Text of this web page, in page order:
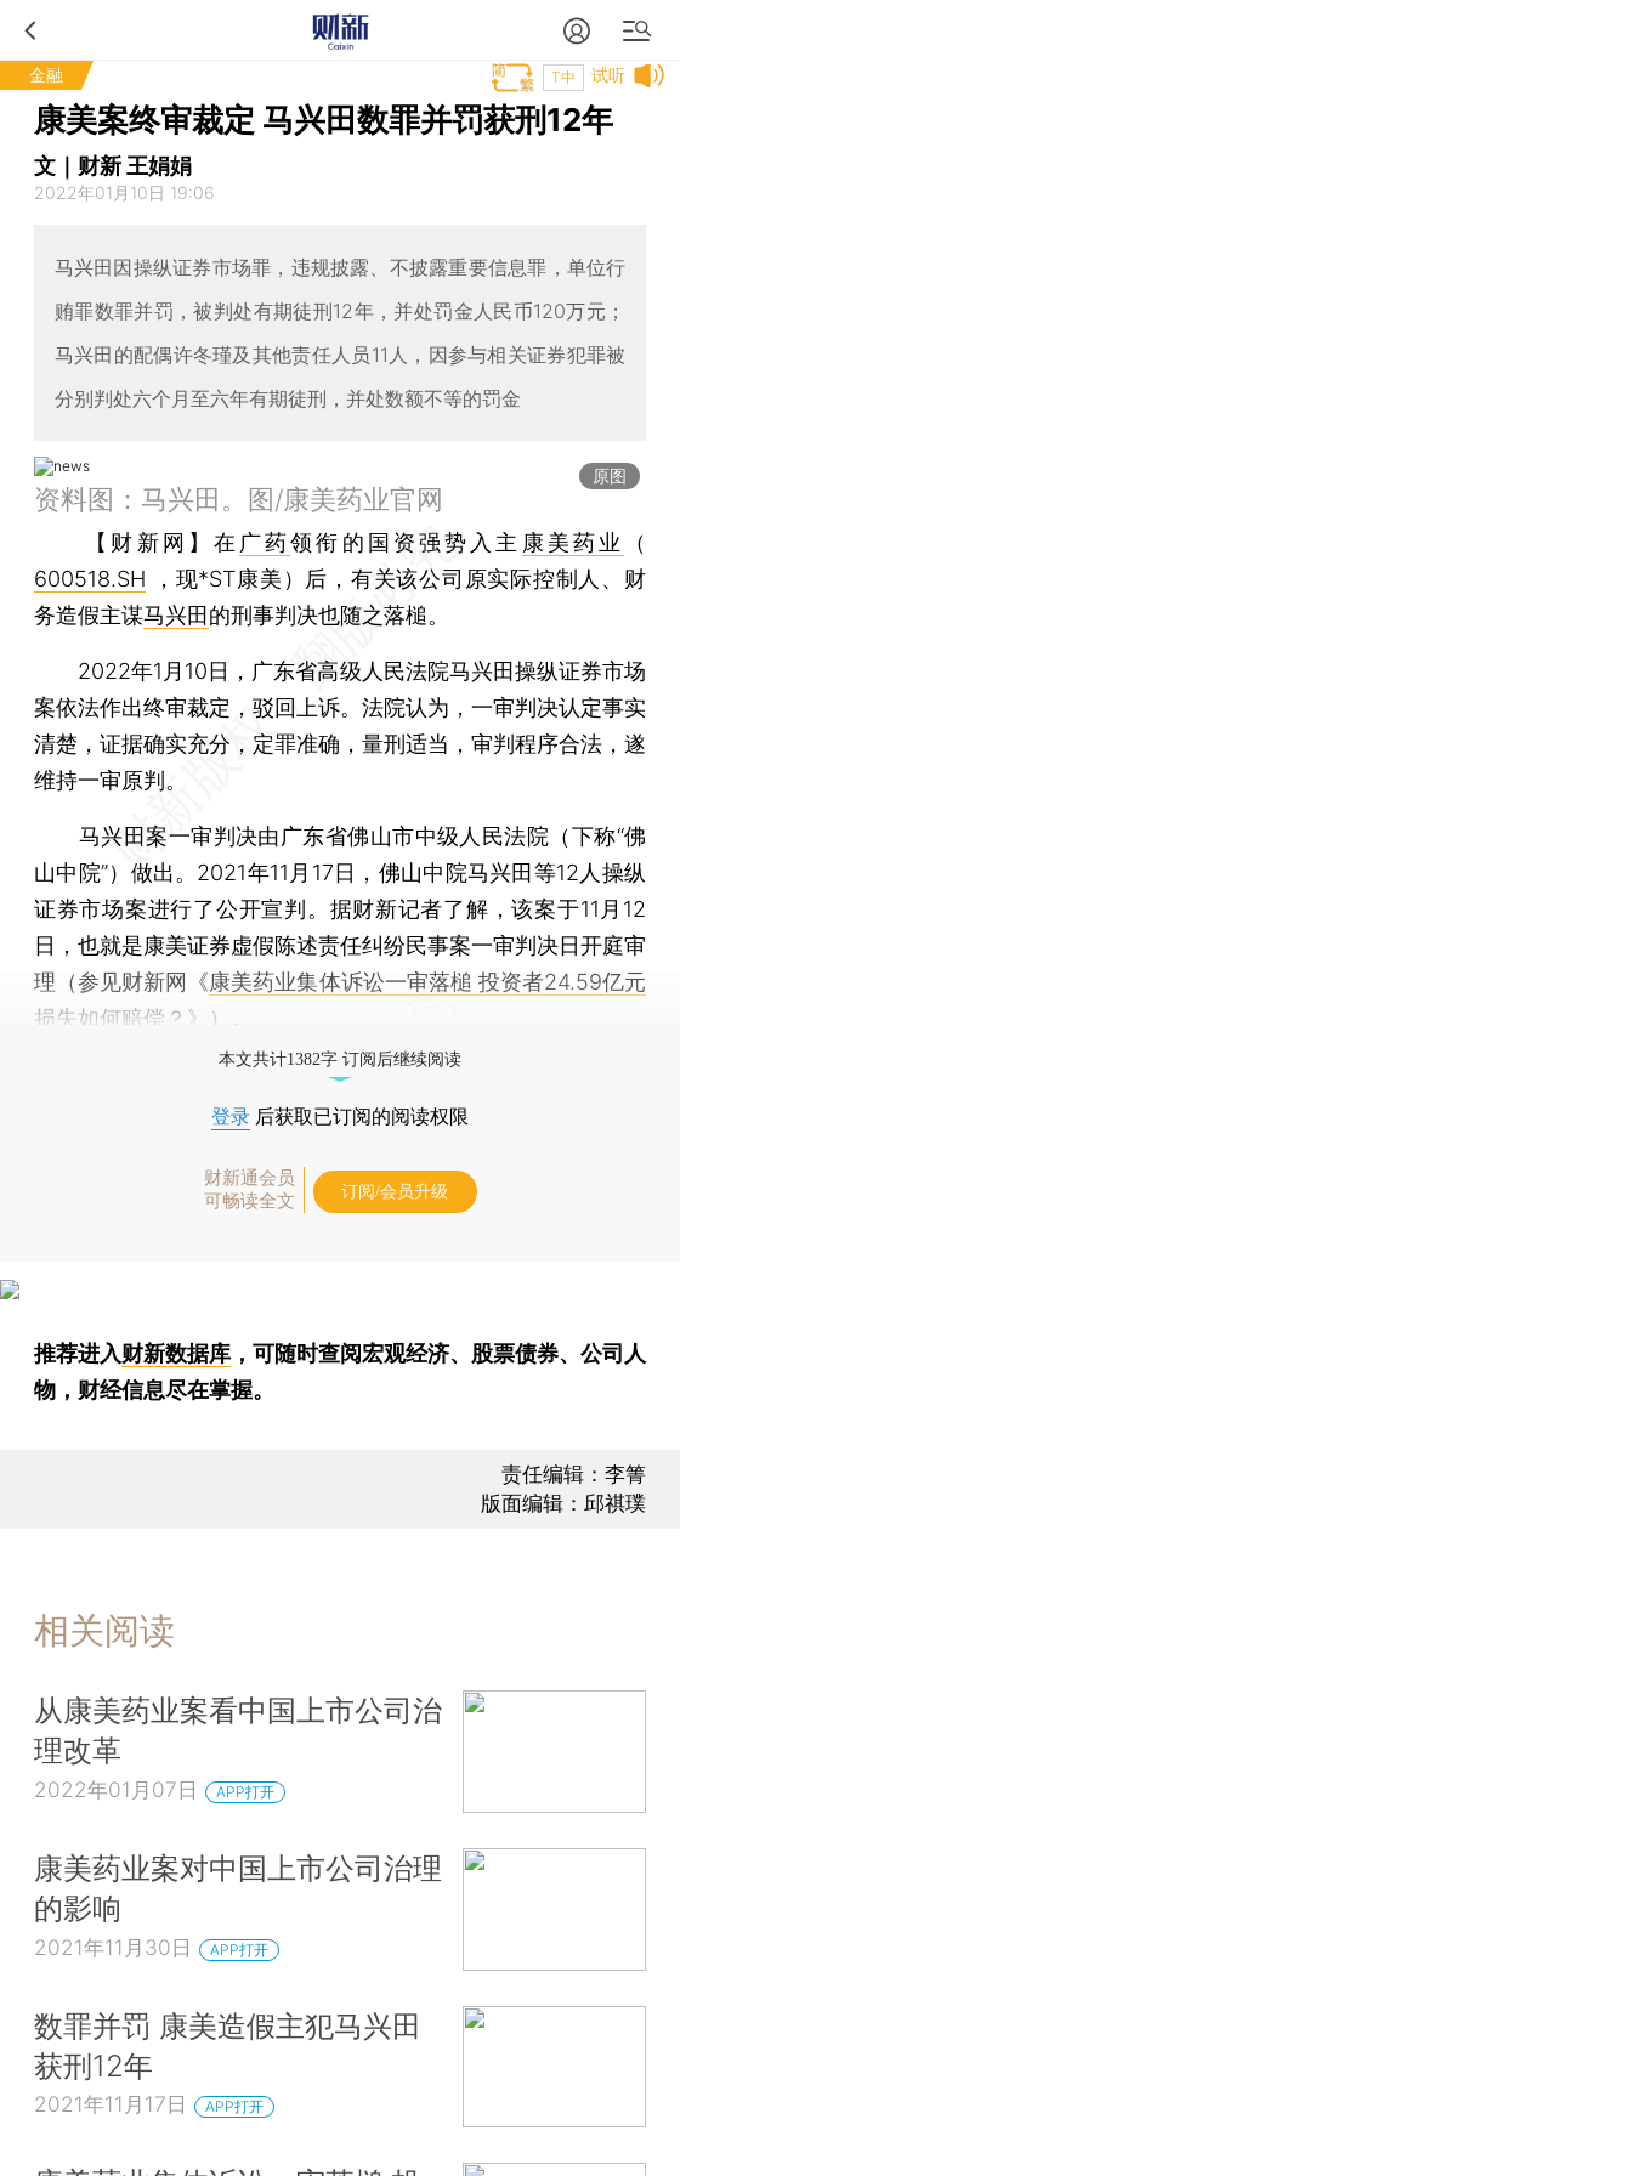
金融 试听
T中
康美案终审裁定 马兴田数罪并罚获刑12年
文｜财新 王娟娟
2022年01月10日 19:06
马兴田因操纵证券市场罪，违规披露、不披露重要信息罪，单位行
贿罪数罪并罚，被判处有期徒刑12年，并处罚金人民币120万元；
马兴田的配偶许冬瑾及其他责任人员11人，因参与相关证券犯罪被
分别判处六个月至六年有期徒刑，并处数额不等的罚金
原图
资料图：马兴田。图/康美药业官网
【财新网】 在 广药领衔的国资强势入主 康美药业
（
600518.SH ，现*ST康美）后，有关该公司原实际控制人、财
务造假主谋马兴田的刑事判决也随之落槌。
2022年1月10日，广东省高级人民法院马兴田操纵证券市场
案依法作出终审裁定，驳回上诉。法院认为，一审判决认定事实
清楚，证据确实充分，定罪准确，量刑适当，审判程序合法，遂
维持一审原判。
马兴田案一审判决由广东省佛山市中级人民法院（下称“佛
山中院”）做出。2021年11月17日，佛山中院马兴田等12人操纵
证券市场案进行了公开宣判。据财新记者了解，该案于11月12
日，也就是康美证券虚假陈述责任纠纷民事案一审判决日开庭审
理（参见财新网《康美药业集体诉讼一审落槌 投资者24.59亿元
损失如何赔偿？ 》）。
本文共计1382字 订阅后继续阅读
登录 后获取已订阅的阅读权限
财新通会员
可畅读全文
订阅/会员升级
推荐进入财新数据库 ，可随时查阅宏观经济、股票债券、公司人
物，财经信息尽在掌握。
责任编辑：李箐
版面编辑：邱祺璞
相关阅读
从康美药业案看中国上市公司治
理改革
2022年01月07日 APP打开
康美药业案对中国上市公司治理
的影响
2021年11月30日 APP打开
数罪并罚 康美造假主犯马兴田
获刑12年
2021年11月17日 APP打开